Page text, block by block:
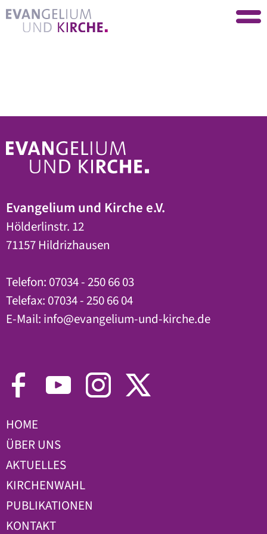
Evangelium und Kirche e.V.
Hölderlinstr. 12
71157 Hildrizhausen
Telefon: 07034 - 250 66 03
Telefax: 07034 - 250 66 04
E-Mail: info@evangelium-und-kirche.de
HOME
ÜBER UNS
AKTUELLES
KIRCHENWAHL
PUBLIKATIONEN
KONTAKT